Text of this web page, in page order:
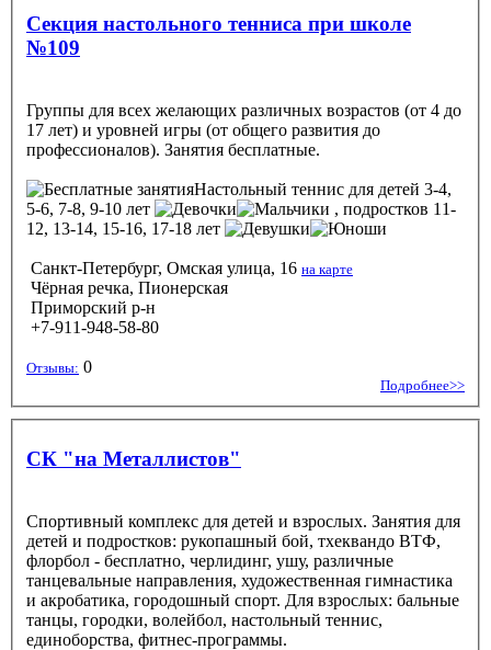
Секция настольного тенниса при школе
№109
Группы для всех желающих различных возрастов (от 4 до
17 лет) и уровней игры (от общего развития до
профессионалов). Занятия бесплатные.
Настольный теннис для детей 3-4,
5-6, 7-8, 9-10 лет
, подростков 11-
12, 13-14, 15-16, 17-18 лет
Санкт-Петербург, Омская улица, 16 на карте
Чёрная речка, Пионерская
Приморский р-н
+7-911-948-58-80
Отзывы: 0
Подробнее>>
СК "на Металлистов"
Спортивный комплекс для детей и взрослых. Занятия для
детей и подростков: рукопашный бой, тхеквандо ВТФ,
флорбол - бесплатно, черлидинг, ушу, различные
танцевальные направления, художественная гимнастика
и акробатика, городошный спорт. Для взрослых: бальные
танцы, городки, волейбол, настольный теннис,
единоборства, фитнес-программы.